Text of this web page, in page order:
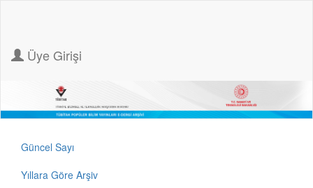
Üye Girişi
Güncel Sayı
Yıllara Göre Arşiv